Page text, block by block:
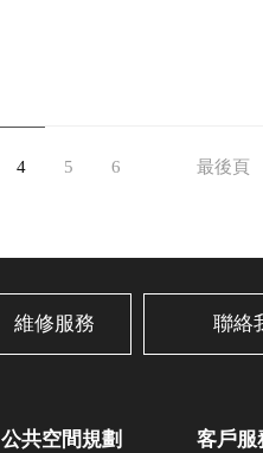
4 5 6 最後頁
維修服務 聯絡
公共空間規劃 客戶服